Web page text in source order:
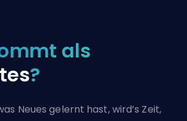
als
?
Neues gelernt hast, wird’s Zeit,